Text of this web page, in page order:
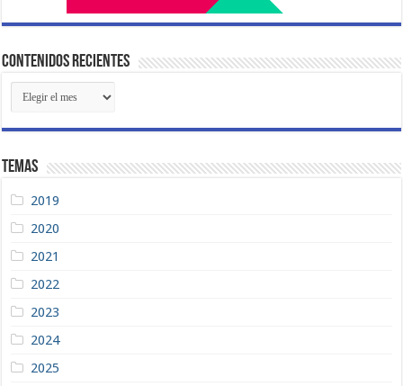
Contenidos Recientes
Contenidos
Recientes
Temas
2019
2020
2021
2022
2023
2024
2025